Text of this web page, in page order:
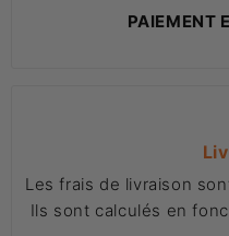
PAIEMENT
Les frais de livraison
Ils sont calculés en